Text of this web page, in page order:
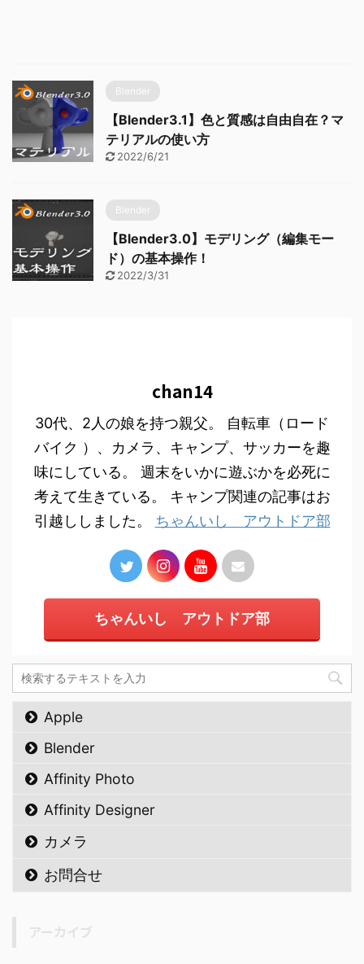
Blender
【Blender3.1】色と質感は自由自在？マ
テリアルの使い方
2022/6/21
Blender
【Blender3.0】モデリング（編集モー
ド）の基本操作！
2022/3/31
chan14
30代、2人の娘を持つ親父。 自転車（ロード
バイク ）、カメラ、キャンプ、サッカーを趣
味にしている。 週末をいかに遊ぶかを必死に
考えて生きている。 キャンプ関連の記事はお
引越ししました。 ちゃんいし アウトドア部
ちゃんいし アウトドア部
Apple
Blender
Affinity Photo
Affinity Designer
カメラ
お問合せ